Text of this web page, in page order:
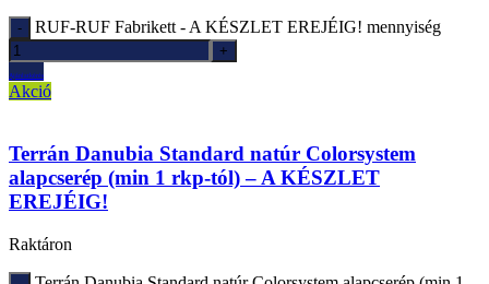
RUF-RUF Fabrikett - A KÉSZLET EREJÉIG! mennyiség
Ajánlatkérés
Akció
Terrán Danubia Standard natúr Colorsystem
alapcserép (min 1 rkp-tól) – A KÉSZLET
EREJÉIG!
Raktáron